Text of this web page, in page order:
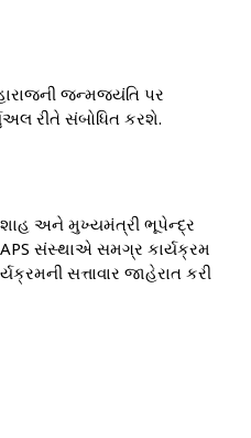
જન્મજયંતિ પર
રીતે સંબોધિત કરશે.
અને મુખ્યમંત્રી ભૂપેન્દ્ર
સંસ્થાએ સમગ્ર કાર્યક્રમ
સત્તાવાર જાહેરાત કરી